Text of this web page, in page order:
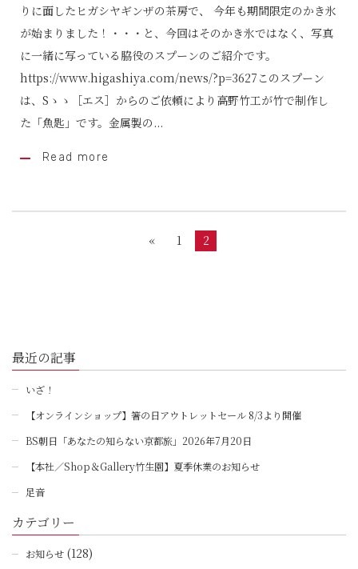
りに面したヒガシヤギンザの茶房で、 今年も期間限定のかき氷
が始まりました！・・・と、今回はそのかき氷ではなく、写真
に一緒に写っている脇役のスプーンのご紹介です。
https://www.higashiya.com/news/?p=3627このスプーン
は、Sゝゝ［エス］からのご依頼により高野竹工が竹で制作し
た「魚匙」です。金属製の...
Read more
« 1 2
最近の記事
いざ！
【オンラインショップ】箸の日アウトレットセール 8/3より開催
BS朝日「あなたの知らない京都旅」2026年7月20日
【本社／Shop＆Gallery竹生園】夏季休業のお知らせ
足音
カテゴリー
お知らせ(128)